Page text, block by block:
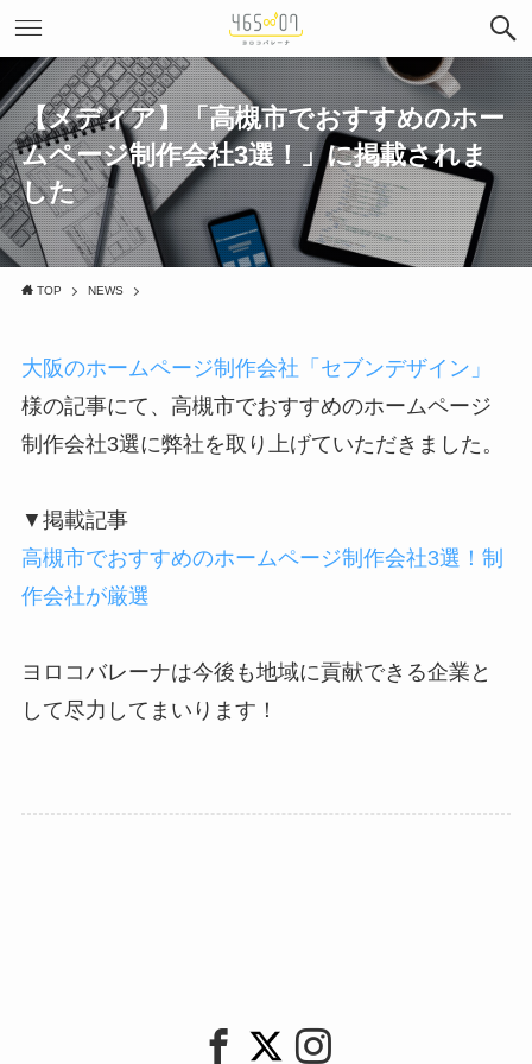
【メディア】「高槻市でおすすめのホー
ムページ制作会社3選！」に掲載されま
した
TOP NEWS
大阪のホームページ制作会社「セブンデザイン」
様の記事にて、高槻市でおすすめのホームページ
制作会社3選に弊社を取り上げていただきました。
▼掲載記事
高槻市でおすすめのホームページ制作会社3選！制
作会社が厳選
ヨロコバレーナは今後も地域に貢献できる企業と
して尽力してまいります！